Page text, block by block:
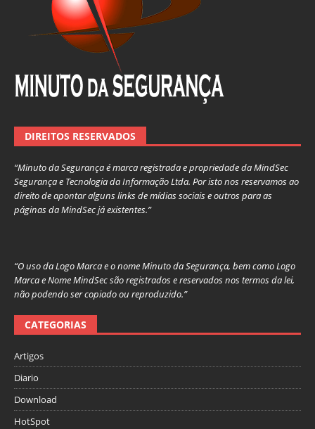
DIREITOS RESERVADOS
“Minuto da Segurança é marca registrada e propriedade da MindSec
Segurança e Tecnologia da Informação Ltda. Por isto nos reservamos ao
direito de apontar alguns links de mídias sociais e outros para as
páginas da MindSec já existentes.”
“O uso da Logo Marca e o nome Minuto da Segurança, bem como Logo
Marca e Nome MindSec são registrados e reservados nos termos da lei,
não podendo ser copiado ou reproduzido.”
CATEGORIAS
Artigos
Diario
Download
HotSpot